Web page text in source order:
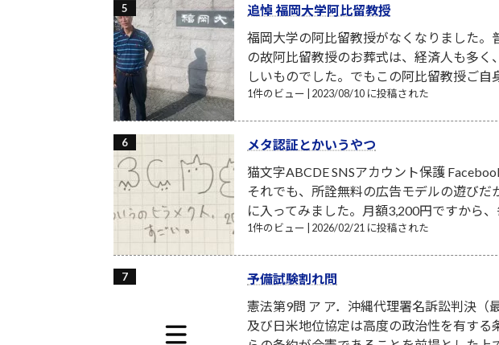
追悼 福岡大学阿比留教授
福岡大学の阿比留教授がなくなりました
の故阿比留教授のお葬式は、経済人も多
しいものでした。でもこの阿比留教授ご自
1件のビュー 2023/08/10 に投稿された
メタ認証とかいうやつ
猫文字ABCDE SNSアカウント保護
それでも、所詮無料の広告モデルの遊び
に入ってみました。月額3,200円ですから、
1件のビュー 2026/02/21 に投稿された
予備試験割れ問
憲法第9問 ア ア．沖縄代理署名訴訟判決
及び日米地位協定は高度の政治性を有す